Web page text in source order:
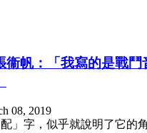
衞帆：「我寫的是戰鬥
08, 2019
」字，似乎就說明了它的